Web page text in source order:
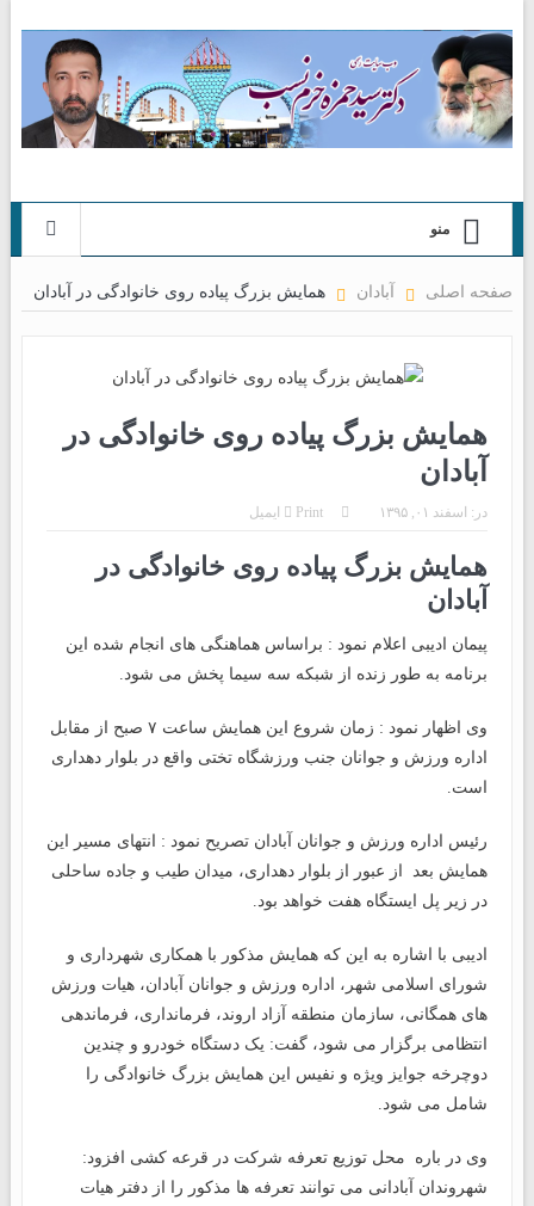
منو
صفحه اصلی آبادان همایش بزرگ پیاده روی خانوادگی در آبادان
همایش بزرگ پیاده روی خانوادگی در
آبادان
در: اسفند ۰۱, ۱۳۹۵ Print ایمیل
همایش بزرگ پیاده روی خانوادگی در
آبادان
پیمان ادیبی اعلام نمود : براساس هماهنگی های انجام شده این
برنامه به طور زنده از شبکه سه سیما پخش می شود.
وی اظهار نمود : زمان شروع این همایش ساعت ۷ صبح از مقابل
اداره ورزش و جوانان جنب ورزشگاه تختی واقع در بلوار دهداری
است.
رئیس اداره ورزش و جوانان آبادان تصریح نمود : انتهای مسیر این
همایش بعد از عبور از بلوار دهداری، میدان طیب و جاده ساحلی
در زیر پل ایستگاه هفت خواهد بود.
ادیبی با اشاره به این که همایش مذکور با همکاری شهرداری و
شورای اسلامی شهر، اداره ورزش و جوانان آبادان، هیات ورزش
های همگانی، سازمان منطقه آزاد اروند، فرمانداری، فرماندهی
انتظامی برگزار می شود، گفت: یک دستگاه خودرو و چندین
دوچرخه جوایز ویژه و نفیس این همایش بزرگ خانوادگی را
شامل می شود.
وی در باره محل توزیع تعرفه شرکت در قرعه کشی افزود:
شهروندان آبادانی می توانند تعرفه ها مذکور را از دفتر هیات